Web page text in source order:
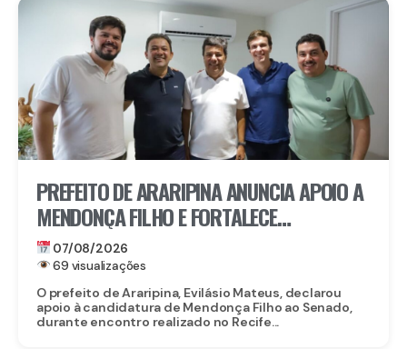
PREFEITO DE ARARIPINA ANUNCIA APOIO A
MENDONÇA FILHO E FORTALECE
CANDIDATURA NO SERTÃO
07/08/2026
69 visualizações
O prefeito de Araripina, Evilásio Mateus, declarou
apoio à candidatura de Mendonça Filho ao Senado,
durante encontro realizado no Recife...